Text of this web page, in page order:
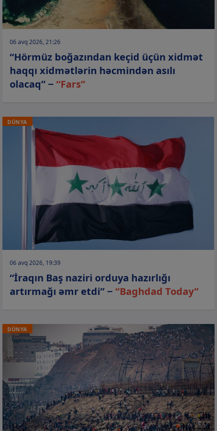
06 avq 2026, 21:26
“Hörmüz boğazından keçid üçün xidmət
haqqı xidmətlərin həcmindən asılı
olacaq” − “Fars”
DÜNYA
06 avq 2026, 19:39
“İraqın Baş naziri orduya hazırlığı
artırmağı əmr etdi” − “Baghdad Today”
DÜNYA